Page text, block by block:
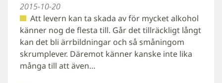
2015-10-20
Att levern kan ta skada av för mycket alkohol
känner nog de flesta till. Går det tillräckligt långt
kan det bli ärrbildningar och så småningom
skrumplever. Däremot känner kanske inte lika
många till att även…